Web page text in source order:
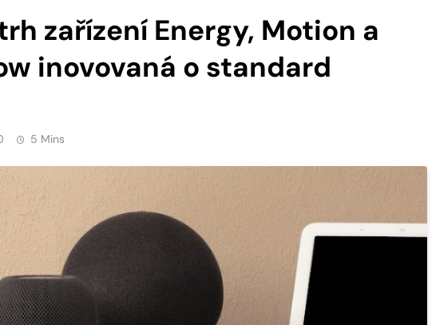
zařízení Energy, Motion a
inovovaná o standard
5 Mins